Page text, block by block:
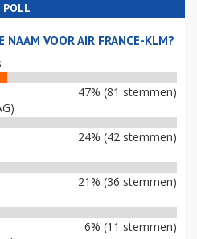
POLL
NAAM VOOR AIR FRANCE-KLM?
47% (81 stemmen)
24% (42 stemmen)
21% (36 stemmen)
6% (11 stemmen)